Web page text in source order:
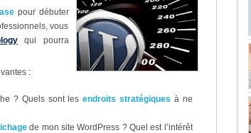
pour débuter
vous
qui pourra
:
? Quels sont lesendroits stratégiques à ne
de mon site WordPress ? Quel est l’intérêt